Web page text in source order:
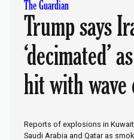
The Guardian
Trump says
‘decimated’
hit with
Reports of explosions in
Saudi Arabia and Qatar as